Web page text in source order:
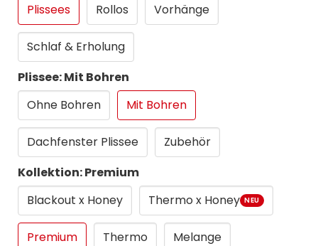
Plissees
Rollos Vorhänge
Schlaf & Erholung
Plissee: Mit Bohren
Ohne Bohren
Mit Bohren
Dachfenster Plissee
Zubehör
Kollektion: Premium
Blackout x Honey
Thermo x Honey NEU
Premium Thermo Melange